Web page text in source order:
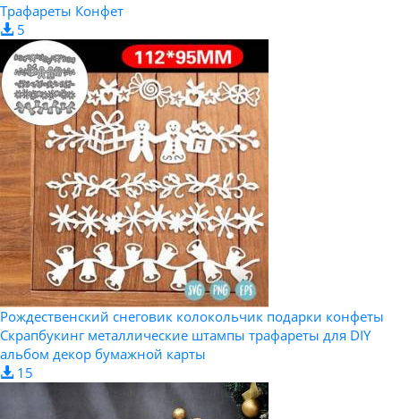
Трафареты Конфет
5
Рождественский снеговик колокольчик подарки конфеты
Скрапбукинг металлические штампы трафареты для DIY
альбом декор бумажной карты
15